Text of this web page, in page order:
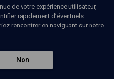
de votre expérience utilisateur,
rapidement d’éventuels
rencontrer en naviguant sur notre
Non